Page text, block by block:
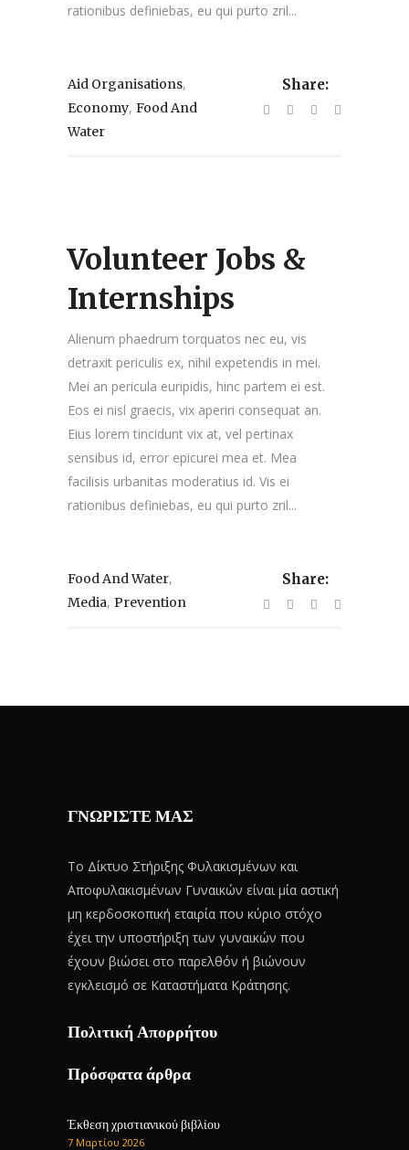
rationibus definiebas, eu qui purto zril...
Aid Organisations,
Economy, Food And
Water
Share:
Volunteer Jobs &
Internships
Alienum phaedrum torquatos nec eu, vis
detraxit periculis ex, nihil expetendis in mei.
Mei an pericula euripidis, hinc partem ei est.
Eos ei nisl graecis, vix aperiri consequat an.
Eius lorem tincidunt vix at, vel pertinax
sensibus id, error epicurei mea et. Mea
facilisis urbanitas moderatius id. Vis ei
rationibus definiebas, eu qui purto zril...
Food And Water,
Media, Prevention
Share:
ΓΝΩΡΙΣΤΕ ΜΑΣ
Το Δίκτυο Στήριξης Φυλακισμένων και
Αποφυλακισμένων Γυναικών είναι μία αστική
μη κερδοσκοπική εταιρία που κύριο στόχο
έχει την υποστήριξη των γυναικών που
έχουν βιώσει στο παρελθόν ή βιώνουν
εγκλεισμό σε Καταστήματα Κράτησης.
Πολιτική Απορρήτου
Πρόσφατα άρθρα
Έκθεση χριστιανικού βιβλίου
7 Μαρτίου 2026